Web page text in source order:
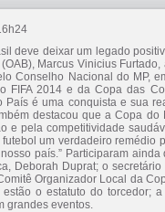
deve deixar um legado
Marcus Vinicius
Conselho Nacional do MP,
FIFA 2014 e da Copa das
é uma conquista e sua
destacou que a Copa
e pela competitividade
um verdadeiro
país.” Participaram
Deborah Duprat; o
Organizador Local da
o estatuto do
grandes eventos.